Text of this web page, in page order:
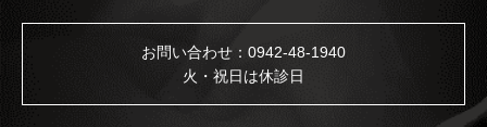
お問い合わせ： 0942-48-1940
火・祝日は休診日